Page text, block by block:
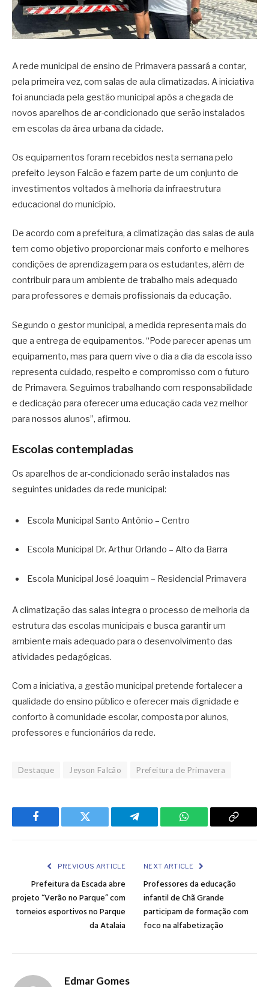
A rede municipal de ensino de Primavera passará a contar,
pela primeira vez, com salas de aula climatizadas. A iniciativa
foi anunciada pela gestão municipal após a chegada de
novos aparelhos de ar-condicionado que serão instalados
em escolas da área urbana da cidade.
Os equipamentos foram recebidos nesta semana pelo
prefeito Jeyson Falcão e fazem parte de um conjunto de
investimentos voltados à melhoria da infraestrutura
educacional do município.
De acordo com a prefeitura, a climatização das salas de aula
tem como objetivo proporcionar mais conforto e melhores
condições de aprendizagem para os estudantes, além de
contribuir para um ambiente de trabalho mais adequado
para professores e demais profissionais da educação.
Segundo o gestor municipal, a medida representa mais do
que a entrega de equipamentos. “Pode parecer apenas um
equipamento, mas para quem vive o dia a dia da escola isso
representa cuidado, respeito e compromisso com o futuro
de Primavera. Seguimos trabalhando com responsabilidade
e dedicação para oferecer uma educação cada vez melhor
para nossos alunos”, afirmou.
Escolas contempladas
Os aparelhos de ar-condicionado serão instalados nas
seguintes unidades da rede municipal:
Escola Municipal Santo Antônio – Centro
Escola Municipal Dr. Arthur Orlando – Alto da Barra
Escola Municipal José Joaquim – Residencial Primavera
A climatização das salas integra o processo de melhoria da
estrutura das escolas municipais e busca garantir um
ambiente mais adequado para o desenvolvimento das
atividades pedagógicas.
Com a iniciativa, a gestão municipal pretende fortalecer a
qualidade do ensino público e oferecer mais dignidade e
conforto à comunidade escolar, composta por alunos,
professores e funcionários da rede.
Destaque Jeyson Falcão Prefeitura de Primavera
Facebook Twitter Telegram WhatsApp Copy
PREVIOUS ARTICLE
Prefeitura da Escada abre
projeto “Verão no Parque” com
torneios esportivos no Parque
da Atalaia
NEXT ARTICLE
Professores da educação
infantil de Chã Grande
participam de formação com
foco na alfabetização
Edmar Gomes